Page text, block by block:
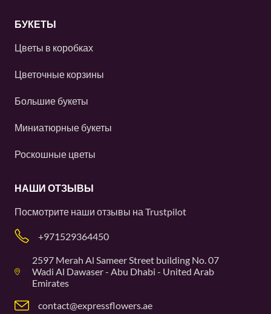
БУКЕТЫ
Цветы в коробках
Цветочные корзины
Большие букеты
Миниатюрные букеты
Роскошные цветы
НАШИ ОТЗЫВЫ
Посмотрите наши отзывы на Trustpilot
+971529364450
2597 Merah Al Sameer Street building No. 07
Wadi Al Dawaser - Abu Dhabi - United Arab
Emirates
contact@expressflowers.ae